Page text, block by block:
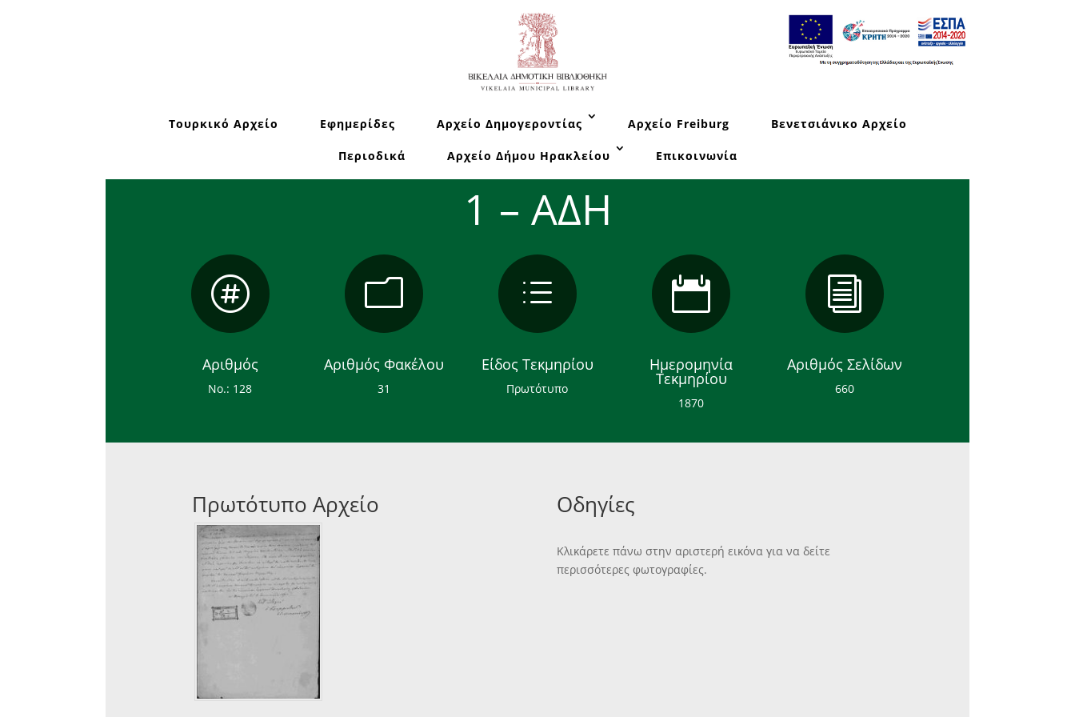
Τουρκικό Αρχείο Εφημερίδες Αρχείο Δημογεροντίας Αρχείο Freiburg Βενετσιάνικο Αρχείο
Περιοδικά Αρχείο Δήμου Ηρακλείου Επικοινωνία
1 – ΑΔΗ

Αριθμός
Νο.: 128
m
Αριθμός Φακέλου
31
d
Είδος Τεκμηρίου
Πρωτότυπο

Ημερομηνία
Τεκμηρίου
1870
i
Αριθμός Σελίδων
660
Πρωτότυπο Αρχείο Οδηγίες
Κλικάρετε πάνω στην αριστερή εικόνα για να δείτε
περισσότερες φωτογραφίες.